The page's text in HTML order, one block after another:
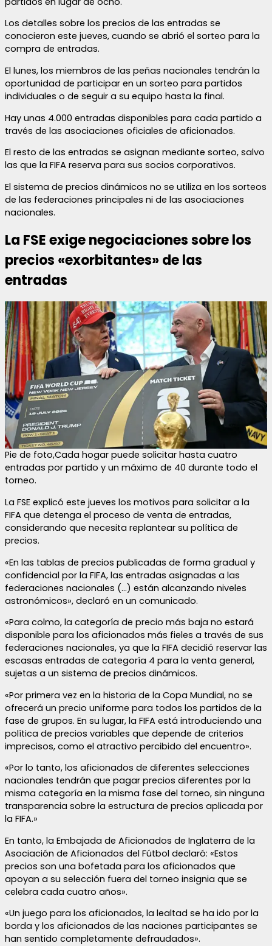
Los detalles sobre los precios de las entradas se
conocieron este jueves, cuando se abrió el sorteo para la
compra de entradas.
El lunes, los miembros de las peñas nacionales tendrán la
oportunidad de participar en un sorteo para partidos
individuales o de seguir a su equipo hasta la final.
Hay unas 4.000 entradas disponibles para cada partido a
través de las asociaciones oficiales de aficionados.
El resto de las entradas se asignan mediante sorteo, salvo
las que la FIFA reserva para sus socios corporativos.
El sistema de precios dinámicos no se utiliza en los sorteos
de las federaciones principales ni de las asociaciones
nacionales.
La FSE exige negociaciones sobre los
precios «exorbitantes» de las
entradas
Pie de foto,Cada hogar puede solicitar hasta cuatro
entradas por partido y un máximo de 40 durante todo el
torneo.
La FSE explicó este jueves los motivos para solicitar a la
FIFA que detenga el proceso de venta de entradas,
considerando que necesita replantear su política de
precios.
«En las tablas de precios publicadas de forma gradual y
confidencial por la FIFA, las entradas asignadas a las
federaciones nacionales (…) están alcanzando niveles
astronómicos», declaró en un comunicado.
«Para colmo, la categoría de precio más baja no estará
disponible para los aficionados más fieles a través de sus
federaciones nacionales, ya que la FIFA decidió reservar las
escasas entradas de categoría 4 para la venta general,
sujetas a un sistema de precios dinámicos.
«Por primera vez en la historia de la Copa Mundial, no se
ofrecerá un precio uniforme para todos los partidos de la
fase de grupos. En su lugar, la FIFA está introduciendo una
política de precios variables que depende de criterios
imprecisos, como el atractivo percibido del encuentro».
«Por lo tanto, los aficionados de diferentes selecciones
nacionales tendrán que pagar precios diferentes por la
misma categoría en la misma fase del torneo, sin ninguna
transparencia sobre la estructura de precios aplicada por
la FIFA.»
En tanto, la Embajada de Aficionados de Inglaterra de la
Asociación de Aficionados del Fútbol declaró: «Estos
precios son una bofetada para los aficionados que
apoyan a su selección fuera del torneo insignia que se
celebra cada cuatro años».
«Un juego para los aficionados, la lealtad se ha ido por la
borda y los aficionados de las naciones participantes se
han sentido completamente defraudados».